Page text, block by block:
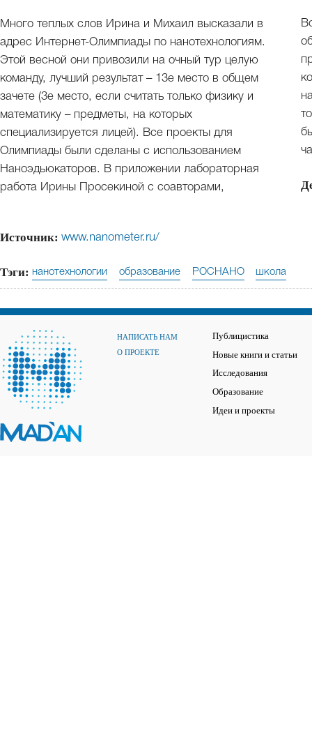
Много теплых слов Ирина и Михаил высказали в
адрес Интернет-Олимпиады по нанотехнологиям.
Этой весной они привозили на очный тур целую
команду, лучший результат – 13е место в общем
зачете (3е место, если считать только физику и
математику – предметы, на которых
специализируется лицей). Все проекты для
Олимпиады были сделаны с использованием
Наноэдьюкаторов. В приложении лабораторная
работа Ирины Просекиной с соавторами,
Источник: www.nanometer.ru/
Тэги: нанотехнологии образование РОСНАНО школа
НАПИСАТЬ НАМ
О ПРОЕКТЕ
Публицистика
Новые книги и статьи
Исследования
Образование
Идеи и проекты